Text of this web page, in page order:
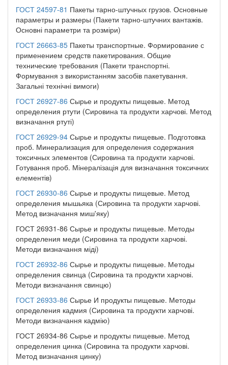
ГОСТ 24597-81 Пакеты тарно-штучных грузов. Основные
параметры и размеры (Пакети тарно-штучних вантажів.
Основні параметри та розміри)
ГОСТ 26663-85 Пакеты транспортные. Формирование с
применением средств пакетирования. Общие
технические требования (Пакети транспортні.
Формування з використанням засобів пакетування.
Загальні технічні вимоги)
ГОСТ 26927-86 Сырье и продукты пищевые. Метод
определения ртути (Сировина та продукти харчові. Метод
визначання ртуті)
ГОСТ 26929-94 Сырье и продукты пищевые. Подготовка
проб. Минерализация для определения содержания
токсичных элементов (Сировина та продукти харчові.
Готування проб. Мінералізація для визначання токсичних
елементів)
ГОСТ 26930-86 Сырье и продукты пищевые. Метод
определения мышьяка (Сировина та продукти харчові.
Метод визначання миш'яку)
ГОСТ 26931-86 Сырье и продукты пищевые. Методы
определения меди (Сировина та продукти харчові.
Методи визначання міді)
ГОСТ 26932-86 Сырье и продукты пищевые. Методы
определения свинца (Сировина та продукти харчові.
Методи визначання свинцю)
ГОСТ 26933-86 Сырье И продукты пищевые. Методы
определения кадмия (Сировина та продукти харчові.
Методи визначання кадмію)
ГОСТ 26934-86 Сырье и продукты пищевые. Метод
определения цинка (Сировина та продукти харчові.
Метод визначання цинку)